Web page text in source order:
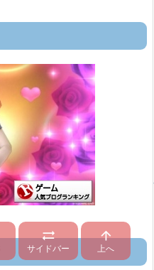

サイドバー

上へ